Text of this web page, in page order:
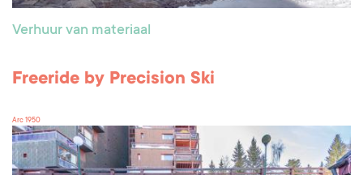
Verhuur van materiaal
Freeride by Precision Ski
Arc 1950